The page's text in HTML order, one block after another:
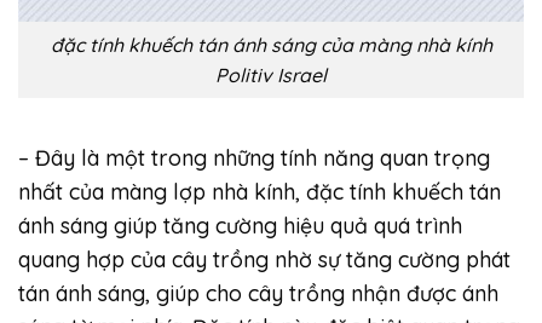
đặc tính khuếch tán ánh sáng của màng nhà kính
Politiv Israel
– Đây là một trong những tính năng quan trọng
nhất của màng lợp nhà kính, đặc tính khuếch tán
ánh sáng giúp tăng cường hiệu quả quá trình
quang hợp của cây trồng nhờ sự tăng cường phát
tán ánh sáng, giúp cho cây trồng nhận được ánh